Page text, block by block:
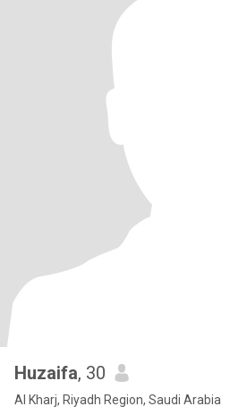
Huzaifa, 30
Al Kharj, Riyadh Region, Saudi Arabia